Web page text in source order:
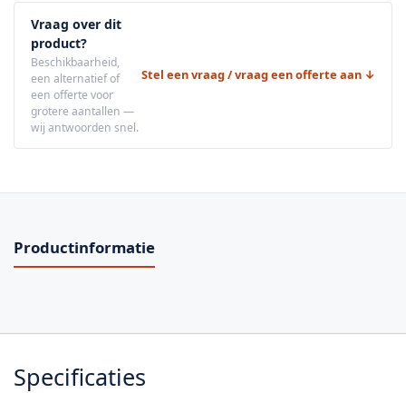
Vraag over dit
product?
Beschikbaarheid,
een alternatief of
een offerte voor
grotere aantallen —
wij antwoorden snel.
Stel een vraag / vraag een offerte aan ↓
Productinformatie
Specificaties